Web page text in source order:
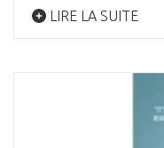
LIRE LA SUITE